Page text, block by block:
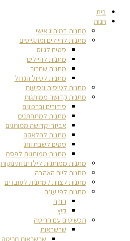
בית
חנות
מתנות במיתוג אישי
מתנות לחיילים ומתגייסים
סטים לגיוס
מתנות לחיילים
מתנות שחרור
מתנות לטיול הגדול
מתנות לטיסות ונסיעות
מתנות קדושה ממותגות
סידורים וברכונים
מתנות למתחתנים
אביזרי קדושה ממותגים
מתנות לחלאקה
סטים לשבת וחג
מתנות ממותגות לפסח
מתנות ממותגות לילדים ותינוקות
מתנות ליום האהבה
מתנות לצוות / מתנות לעובדים
מתנות לפי עונה
חורף
קיץ
תכשיטים עם חריטה
שרשראות
שרשראות חריטה